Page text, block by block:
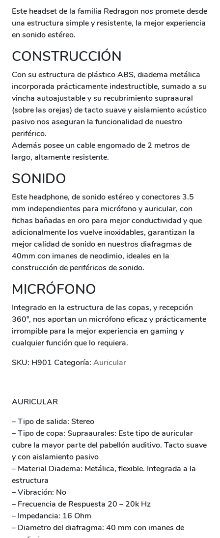
Este headset de la familia Redragon nos promete desde
una estructura simple y resistente, la mejor experiencia
en sonido estéreo.
CONSTRUCCIÓN
Con su estructura de plástico ABS, diadema metálica
incorporada prácticamente indestructible, sumado a su
vincha autoajustable y su recubrimiento supraaural
(sobre las orejas) de tacto suave y aislamiento acústico
pasivo nos aseguran la funcionalidad de nuestro
periférico.
Además posee un cable engomado de 2 metros de
largo, altamente resistente.
SONIDO
Este headphone, de sonido estéreo y conectores 3.5
mm independientes para micrófono y auricular, con
fichas bañadas en oro para mejor conductividad y que
adicionalmente los vuelve inoxidables, garantizan la
mejor calidad de sonido en nuestros diafragmas de
40mm con imanes de neodimio, ideales en la
construcción de periféricos de sonido.
MICRÓFONO
Integrado en la estructura de las copas, y recepción
360°, nos aportan un micrófono eficaz y prácticamente
irrompible para la mejor experiencia en gaming y
cualquier función que lo requiera.
SKU: H901 Categoría: Auricular
AURICULAR
– Tipo de salida: Stereo
– Tipo de copa: Supraaurales: Este tipo de auricular
cubre la mayor parte del pabellón auditivo. Tacto suave
y con aislamiento pasivo
– Material Diadema: Metálica, flexible. Integrada a la
estructura
– Vibración: No
– Frecuencia de Respuesta 20 – 20k Hz
– Impedancia: 16 Ohm
– Diametro del diafragma: 40 mm con imanes de